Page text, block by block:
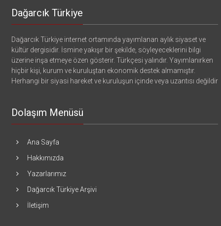
Dağarcık Türkiye
Dağarcık Türkiye internet ortamında yayımlanan aylık siyaset ve
kültür dergisidir. İsmine yakışır bir şekilde, söyleyeceklerini bilgi
üzerine inşa etmeye özen gösterir. Türkçesi yalındır. Yayımlanırken
hiçbir kişi, kurum ve kuruluştan ekonomik destek almamıştır.
Herhangi bir siyasi hareket ve kuruluşun içinde veya uzantısı değildir
Dolaşım Menüsü
Ana Sayfa
Hakkımızda
Yazarlarımız
Dağarcık Türkiye Arşivi
İletişim